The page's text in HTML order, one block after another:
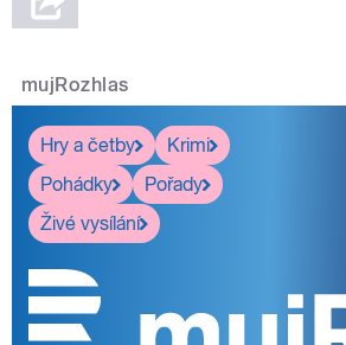
mujRozhlas
Hry a četby
Krimi
Pohádky
Pořady
Živé vysílání